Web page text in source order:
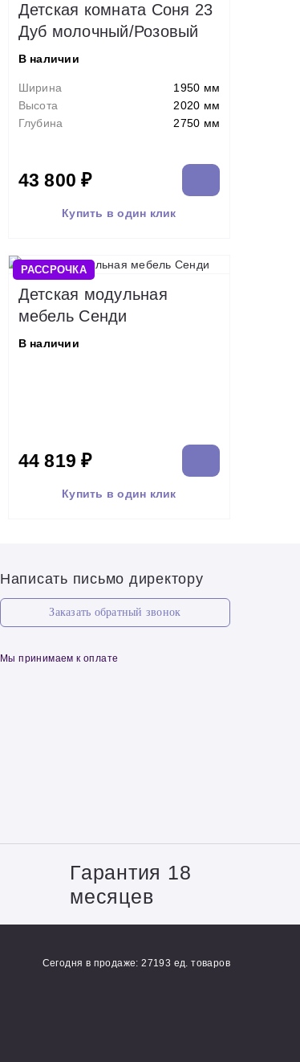
Детская комната Соня 23
Дуб молочный/Розовый
В наличии
Ширина
1950 мм
Высота
2020 мм
Глубина
2750 мм
43 800 ₽
Купить в один клик
РАССРОЧКА
Детская модульная
мебель Сенди
В наличии
44 819 ₽
Купить в один клик
Написать письмо директору
Заказать обратный звонок
Мы принимаем к оплате
Гарантия 18
месяцев
Сегодня в продаже: 27193 ед. товаров